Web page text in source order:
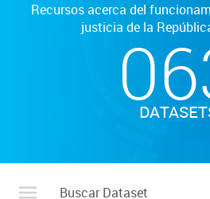
Recursos acerca del
justicia de la